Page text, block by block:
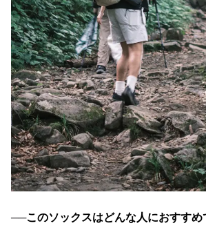
──このソックスはどんな人におすすめ